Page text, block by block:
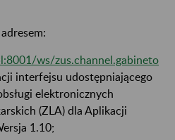
ws/zus.channel.gabineto
interfejsu udostępniającego
elektronicznych
(ZLA) dla Aplikacji
1.10;